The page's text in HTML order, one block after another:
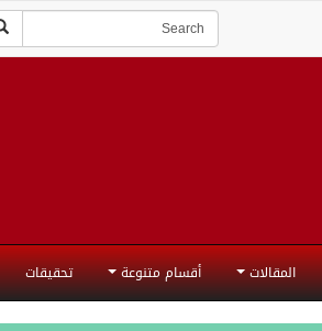
المقالات أقسام متنوعة تحقيقات